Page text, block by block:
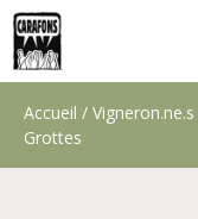
Aller
au
contenu
Accueil / Vigneron.ne.s
Grottes